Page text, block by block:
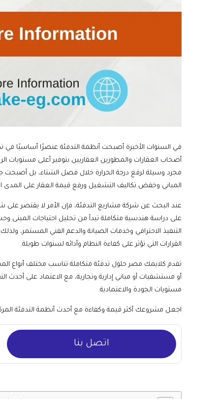
في السنوات الأخيرة أصبحت أنظمة التدفئة عنصرًا أساسيًا في
أصحاب العقارات والمطورين العقاريين بتوفير أعلى مستويات
مجرد وسيلة لرفع درجة الحرارة خلال فصل الشتاء، بل
المباني وخفض تكاليف التشغيل ورفع قيمة العقار على المدى
عند البحث عن شركة مشاريع التدفئة، فإن الأمر لا يقتصر
على دراسة هندسية متكاملة تبدأ من تحليل احتياجات المبنى
التنفيذ الاحترافي وخدمات الصيانة والدعم الفني المستمر،
القرارات التي تؤثر على كفاءة النظام وأدائه لسنوات طويلة.
تقدم كلايمك مصر حلول تدفئة متكاملة تناسب مختلف أنواع
أو مستشفيات أو مباني إدارية وتجارية، مع الاعتماد على أحدث
مستويات الجودة والاعتمادية.
اجعل مشروعك أكثر قيمة وكفاءة مع أحدث أنظمة التدفئة
اتصل بنا